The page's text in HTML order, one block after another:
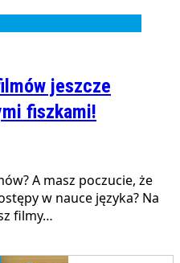
jeszcze
fiszkami!
A masz poczucie, że
w nauce języka? Na
filmy…